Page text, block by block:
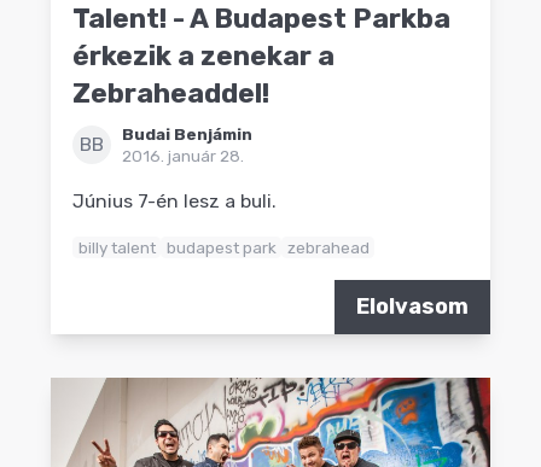
Talent! - A Budapest Parkba
érkezik a zenekar a
Zebraheaddel!
BB
Budai Benjámin
2016. január 28.
Június 7-én lesz a buli.
billy talent budapest park zebrahead
Elolvasom